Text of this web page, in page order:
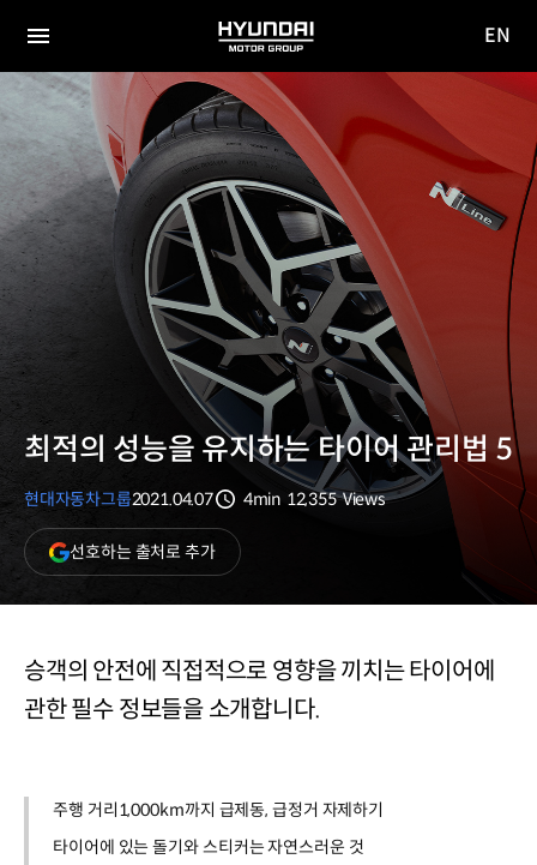
전체
메뉴
HYUNDAI
MOTOR
GROUP
사이
EN
최적의 성능을 유지하는 타이어 관리법 5
현대자동차그룹2021.04.07
4min 12,355 Views
선호하는 출처로 추가(새
창
열림)
승객의 안전에 직접적으로 영향을 끼치는 타이어에
관한 필수 정보들을 소개합니다.
주행 거리1,000km까지 급제동, 급정거 자제하기
타이어에 있는 돌기와 스티커는 자연스러운 것